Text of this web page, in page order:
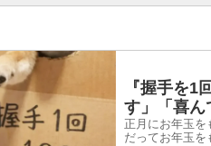
『握手を
す」「喜ん
正月にお年玉を
だってお年玉